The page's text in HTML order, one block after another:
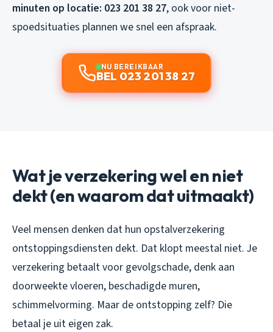
minuten op locatie: 023 201 38 27, ook voor niet-
spoedsituaties plannen we snel een afspraak.
NU BEREIKBAAR
BEL 023 201 38 27
Wat je verzekering wel en niet
dekt (en waarom dat uitmaakt)
Veel mensen denken dat hun opstalverzekering
ontstoppingsdiensten dekt. Dat klopt meestal niet. Je
verzekering betaalt voor gevolgschade, denk aan
doorweekte vloeren, beschadigde muren,
schimmelvorming. Maar de ontstopping zelf? Die
betaal je uit eigen zak.